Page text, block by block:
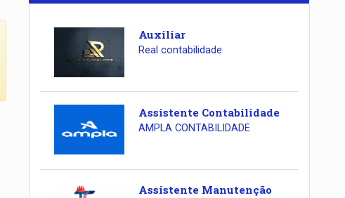
Auxiliar
Real contabilidade
Assistente Contabilidade
AMPLA CONTABILIDADE
Assistente Manutenção